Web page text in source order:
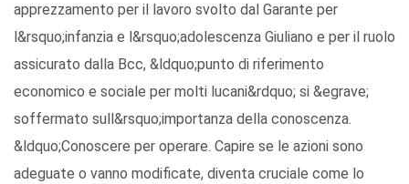
apprezzamento per il lavoro svolto dal Garante per
l&rsquo;infanzia e l&rsquo;adolescenza Giuliano e per il ruolo
assicurato dalla Bcc, &ldquo;punto di riferimento
economico e sociale per molti lucani&rdquo; si &egrave;
soffermato sull&rsquo;importanza della conoscenza.
&ldquo;Conoscere per operare. Capire se le azioni sono
adeguate o vanno modificate, diventa cruciale come lo